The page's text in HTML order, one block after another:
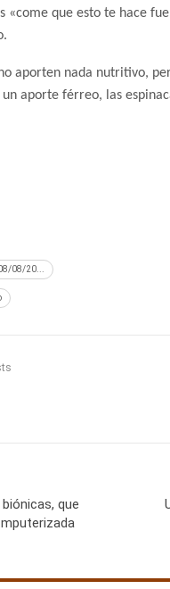
«come que esto te hace
aporten nada nutritivo,
aporte férreo, las
08/20...
que